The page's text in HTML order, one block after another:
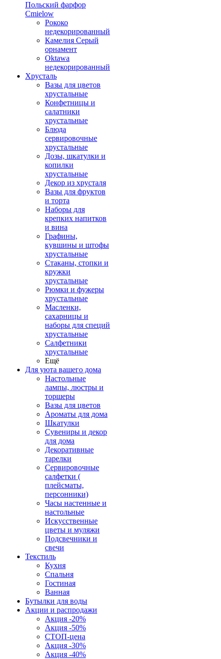
Польский фарфор
Сmielow
Рококо
недекорированный
Камелия Серый
орнамент
Oktawa
недекорированный
Хрусталь
Вазы для цветов
хрустальные
Конфетницы и
салатники
хрустальные
Блюда
сервировочные
хрустальные
Дозы, шкатулки и
копилки
хрустальные
Декор из хрусталя
Вазы для фруктов
и торта
Наборы для
крепких напитков
и вина
Графины,
кувшины и штофы
хрустальные
Стаканы, стопки и
кружки
хрустальные
Рюмки и фужеры
хрустальные
Масленки,
сахарницы и
наборы для специй
хрустальные
Салфетники
хрустальные
Ещё
Для уюта вашего дома
Настольные
лампы, люстры и
торшеры
Вазы для цветов
Ароматы для дома
Шкатулки
Сувениры и декор
для дома
Декоративные
тарелки
Сервировочные
салфетки (
плейсматы,
персонники)
Часы настенные и
настольные
Искусственные
цветы и муляжи
Подсвечники и
свечи
Текстиль
Кухня
Спальня
Гостиная
Ванная
Бутылки для воды
Акции и распродажи
Акция -20%
Акция -50%
СТОП-цена
Акция -30%
Акция -40%